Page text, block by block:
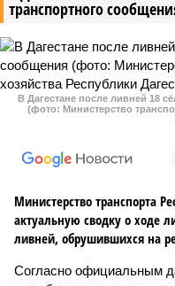
транспортного
В Дагестане после ливней 18
(фото: Министерство
Министерство транспорта
актуальную сводку о ходе
ливней, обрушившихся на
Согласно официальным